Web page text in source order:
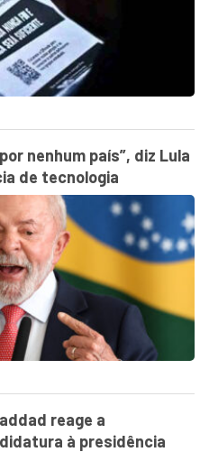
nenhum país”, diz Lula
de tecnologia
reage a
à presidência